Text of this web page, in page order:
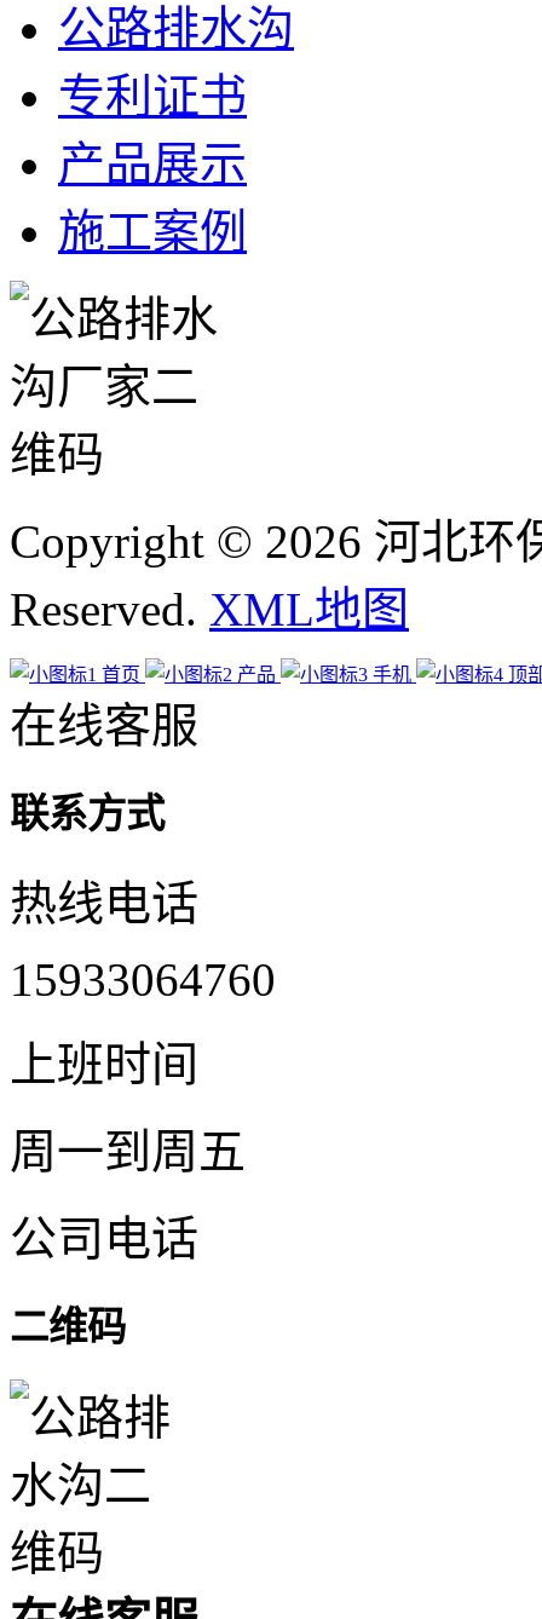
公路排水沟
专利证书
产品展示
施工案例
Copyright © 2026 河北环
Reserved. XML地图
首页 产品 手机 顶
在线客服
联系方式
热线电话
15933064760
上班时间
周一到周五
公司电话
二维码